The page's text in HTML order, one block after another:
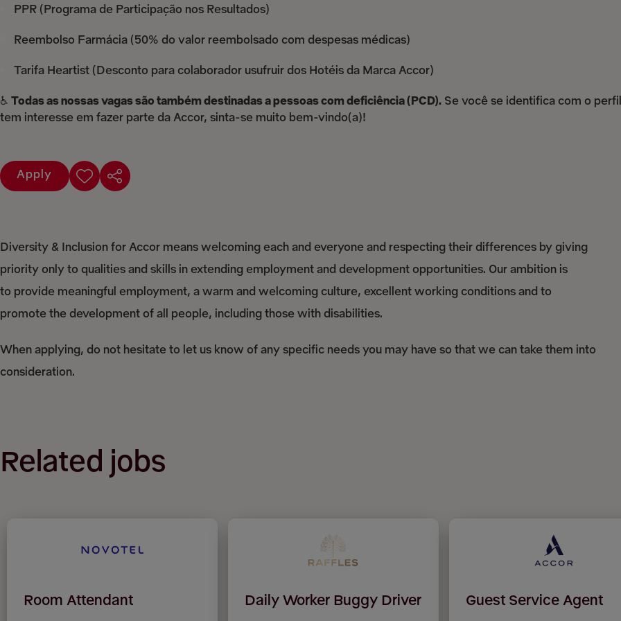
PPR (Programa de Participação nos Resultados)
Reembolso Farmácia (50% do valor reembolsado com despesas médicas)
Tarifa Heartist (Desconto para colaborador usufruir dos Hotéis da Marca Accor)
♿ Todas as nossas vagas são também destinadas a pessoas com deficiência (PCD). Se você se identifica com o
tem interesse em fazer parte da Accor, sinta-se muito bem-vindo(a)!
Apply
Diversity & Inclusion for Accor means welcoming each and everyone and respecting their differences by giving
priority only to qualities and skills in extending employment and development opportunities. Our ambition is
to provide meaningful employment, a warm and welcoming culture, excellent working conditions and to
promote the development of all people, including those with disabilities.
When applying, do not hesitate to let us know of any specific needs you may have so that we can take them into
consideration.
Related jobs
Room Attendant Daily Worker Buggy Driver Guest Service Agent